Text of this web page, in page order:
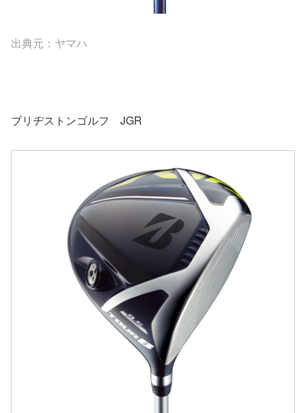
出典元：ヤマハ
ブリヂストンゴルフ JGR